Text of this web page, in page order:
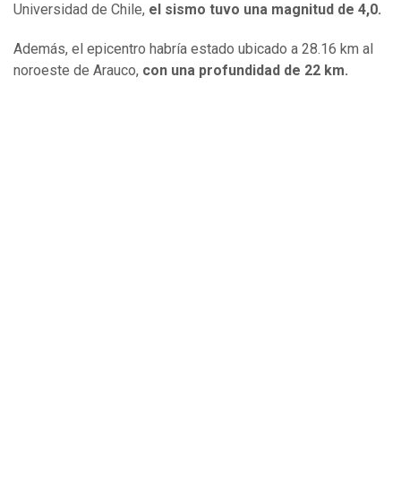
Universidad de Chile, el sismo tuvo una magnitud de 4,0.
Además, el epicentro habría estado ubicado a 28.16 km al
noroeste de Arauco, con una profundidad de 22 km.